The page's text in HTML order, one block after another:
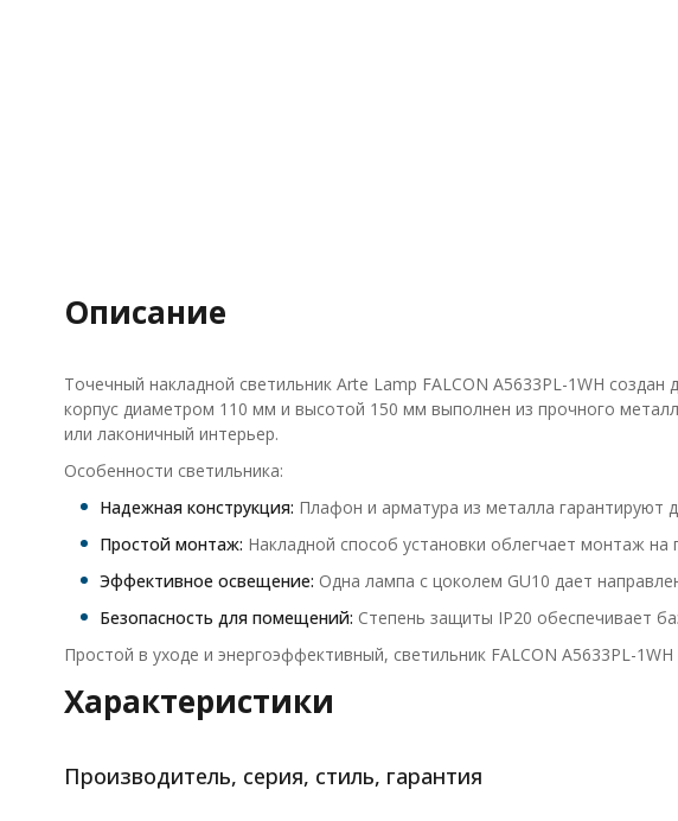
Описание
Точечный накладной светильник Arte Lamp FALCON A5633PL-1WH
корпус диаметром 110 мм и высотой 150 мм выполнен из прочного
или лаконичный интерьер.
Особенности светильника:
Надежная конструкция: Плафон и арматура из металла гарантируют
Простой монтаж: Накладной способ установки облегчает монтаж на
Эффективное освещение: Одна лампа с цоколем GU10 дает
Безопасность для помещений: Степень защиты IP20 обеспечивает
Простой в уходе и энергоэффективный, светильник FALCON A5633PL-
Характеристики
Производитель, серия, стиль, гарантия